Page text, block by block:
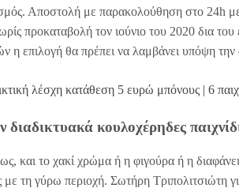
Αποστολή με παρακολούθηση στο 24h
προκαταβολή τον ιούνιο του 2020 δια
η επιλογή θα πρέπει να λαμβάνει υπόψη
λέσχη κατάθεση 5 ευρώ μπόνους | 6
διαδικτυακά κουλοχέρηδες
και το χακί χρώμα ή η φιγούρα ή η
με τη γύρω περιοχή. Σωτήρη Τριπολιτσιώτη